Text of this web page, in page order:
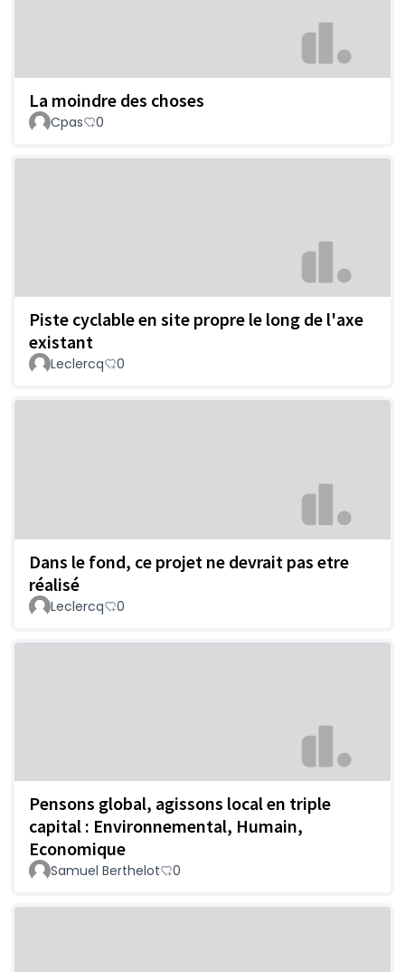
La moindre des choses
Cpas 0
Piste cyclable en site propre le long de l'axe
existant
Leclercq 0
Dans le fond, ce projet ne devrait pas etre
réalisé
Leclercq 0
Pensons global, agissons local en triple
capital : Environnemental, Humain,
Economique
Samuel Berthelot 0